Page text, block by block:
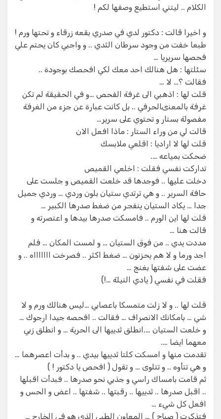
الكلام .. ليتني استطيع وصفها لكم !
و اخيرا قالت : دكتور لدي في صدري بقعه زرقاء و تحتها ورم !
طبعا خفت من وجود سرطان الثدي .. و واجبي كان يحتم علي
فحصها سريريا …
سئلتها : هل هنالك احد معك لكي افحصك بوجودة ..
فقالت ؟… لا …
قلت لها : اذهبي الى غرفة الفحص …و في الحقيقة لم تكن
غرفة بالمعنىالحرفي .. بل كانت عبارة عن جزء من الغرفة
مفصولة بستار و تحتوي على سرير…
قالت لي من وراء الستار : ماذا افعل الان
قلت لها لا اراديا : اقلعي ملابسك
ضحكت بمياعه ….
تداركت نفسي فقلت : اخلعي القميص
دخلت عليها .. فوجدها قد خلعت القميص و جلست على
حافة السرير .. و هي ترتدي ستيان بلون وردي … وردي جميل
جدا … يكاد الستيان ينفجر من ضغط صدرها الكبير …
قلت لها اين الورم .. فامسكت صدرها بيدها و اعتصرته و
قالت هنا …
مددت يدي .. من فوق الستيان … و لمست المكان … فلم
اجد ورما و لا هم يحزنون … ضغط اكثر .. فصرخت اااااااه .. و
عضت على شفتها بغنج …
فقلت في نفسي ( يادي النيلة …!)
قلت لها .. و لا زلت متمسكا باعصابي …ليس هنالك ورم و لا
شي … بامكانك الانصراف … فقالت .. افحصه جيدا ارجوك …
و خلعت الستيان ….انطلق ثدييها الى الحرية … و انطلق زبي
معهما ايضا ….
تقدمت منها و امسكت كلتا ثدييها بيدي .. و بدأت اعصرهما …
و هي تتأوه .. و تتلوى … و تقول ( افحص يا دكتور ! )
ثم قامت بامساك راسي و جذبي نحو صدرها .. فبدأت اقبلها
.. اقبل صدرها .. ثدييها .. رقبتها .. شفتها .. اعض و الحس و
افعل كل شيء …
فتذكرت ( صباح ) … المعاون الطبي الذي هو في الخارج …